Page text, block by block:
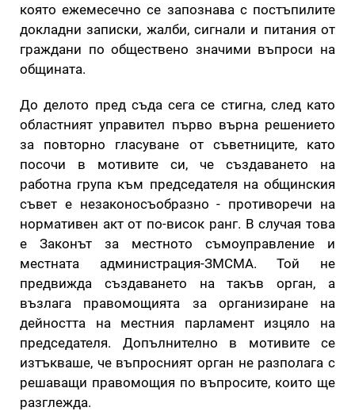
която ежемесечно се запознава с постъпилите
докладни записки, жалби, сигнали и питания от
граждани по обществено значими въпроси на
общината.
До делото пред съда сега се стигна, след като
областният управител първо върна решението
за повторно гласуване от съветниците, като
посочи в мотивите си, че създаването на
работна група към председателя на общинския
съвет е незаконосъобразно - противоречи на
нормативен акт от по-висок ранг. В случая това
е Законът за местното съмоуправление и
местната администрация-ЗМСМА. Той не
предвижда създаването на такъв орган, а
възлага правомощията за организиране на
дейността на местния парламент изцяло на
председателя. Допълнително в мотивите се
изтъкваше, че въпросният орган не разполага с
решаващи правомощия по въпросите, които ще
разглежда.